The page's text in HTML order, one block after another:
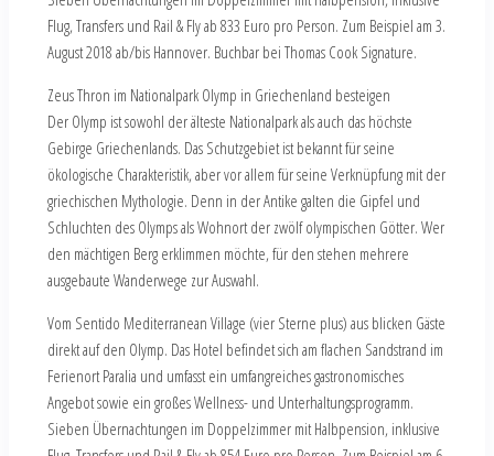
Flug, Transfers und Rail & Fly ab 833 Euro pro Person. Zum Beispiel am 3.
August 2018 ab/bis Hannover. Buchbar bei Thomas Cook Signature.
Zeus Thron im Nationalpark Olymp in Griechenland besteigen
Der Olymp ist sowohl der älteste Nationalpark als auch das höchste
Gebirge Griechenlands. Das Schutzgebiet ist bekannt für seine
ökologische Charakteristik, aber vor allem für seine Verknüpfung mit der
griechischen Mythologie. Denn in der Antike galten die Gipfel und
Schluchten des Olymps als Wohnort der zwölf olympischen Götter. Wer
den mächtigen Berg erklimmen möchte, für den stehen mehrere
ausgebaute Wanderwege zur Auswahl.
Vom Sentido Mediterranean Village (vier Sterne plus) aus blicken Gäste
direkt auf den Olymp. Das Hotel befindet sich am flachen Sandstrand im
Ferienort Paralia und umfasst ein umfangreiches gastronomisches
Angebot sowie ein großes Wellness- und Unterhaltungsprogramm.
Sieben Übernachtungen im Doppelzimmer mit Halbpension, inklusive